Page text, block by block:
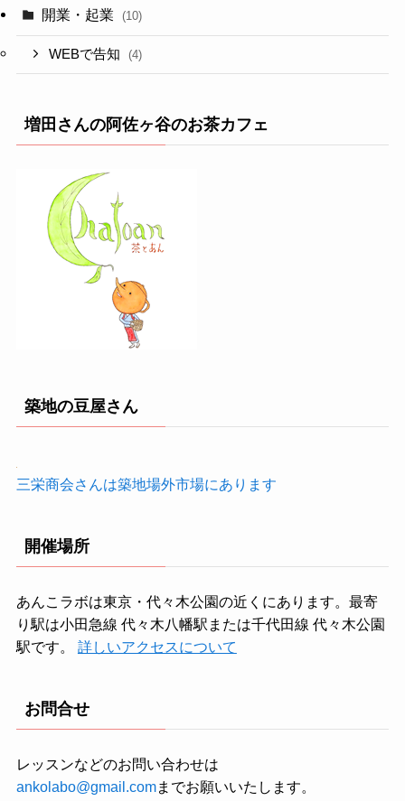
開業・起業 (10)
WEBで告知 (4)
増田さんの阿佐ヶ谷のお茶カフェ
築地の豆屋さん
三栄商会さんは築地場外市場にあります
開催場所
あんこラボは東京・代々木公園の近くにあります。最寄
り駅は小田急線 代々木八幡駅または千代田線 代々木公園
駅です。 詳しいアクセスについて
お問合せ
レッスンなどのお問い合わせは
ankolabo@gmail.comまでお願いいたします。